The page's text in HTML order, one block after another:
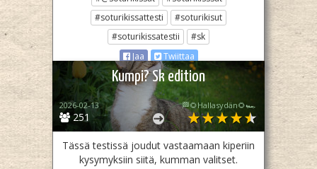
#soturikissattesti
#soturikisut
#soturikissatestii
#sk
Jaa
Twiittaa
Kumpi? Sk edition
251
2026-02-13 🏁🌻Hallasydän🌻🏎️
Tässä testissä joudut vastaamaan kiperiin
kysymyksiin siitä, kumman valitset.